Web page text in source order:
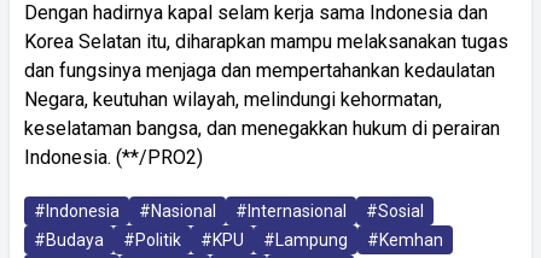
Dengan hadirnya kapal selam kerja sama Indonesia dan
Korea Selatan itu, diharapkan mampu melaksanakan tugas
dan fungsinya menjaga dan mempertahankan kedaulatan
Negara, keutuhan wilayah, melindungi kehormatan,
keselataman bangsa, dan menegakkan hukum di perairan
Indonesia. (**/PRO2)
#Indonesia #Nasional #Internasional
#Sosial
#Budaya
#Politik #KPU #Lampung
#Kemhan